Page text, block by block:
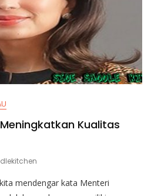
Kualitas
mendengar kata Menteri